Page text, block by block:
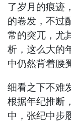
了岁月的痕迹
的卷发，不过
常的突兀，尤
析，这么大的
中仍然背着腰
细看之下不难
根据年纪推断
中，张纪中步